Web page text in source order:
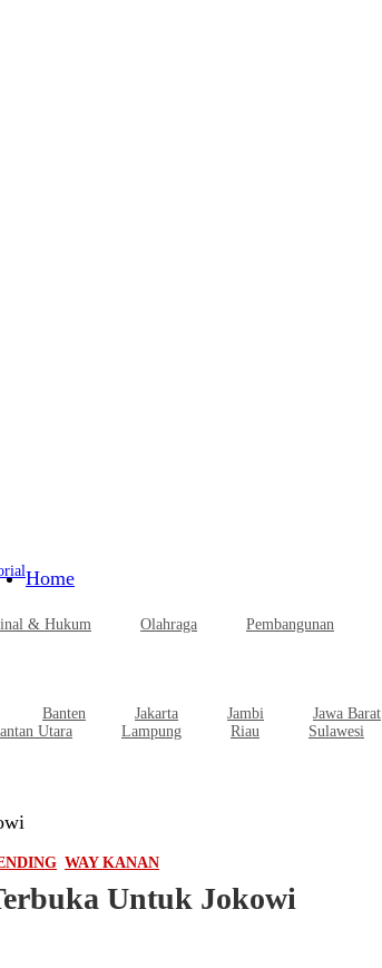
& Hukum Olahraga Pembangunan
Banten Jakarta Jambi Jawa Barat
Utara Lampung Riau Sulawesi
Home
WAY KANAN
Untuk Jokowi